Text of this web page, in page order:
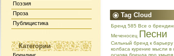
Поэзия
Проза
Публицистика
Категории
Tag Cloud
Бренд 585 Все о
Меченосец Песни
Сильный бренд к барьеру
колбаса курение мысли в
основа бренда про хмыря